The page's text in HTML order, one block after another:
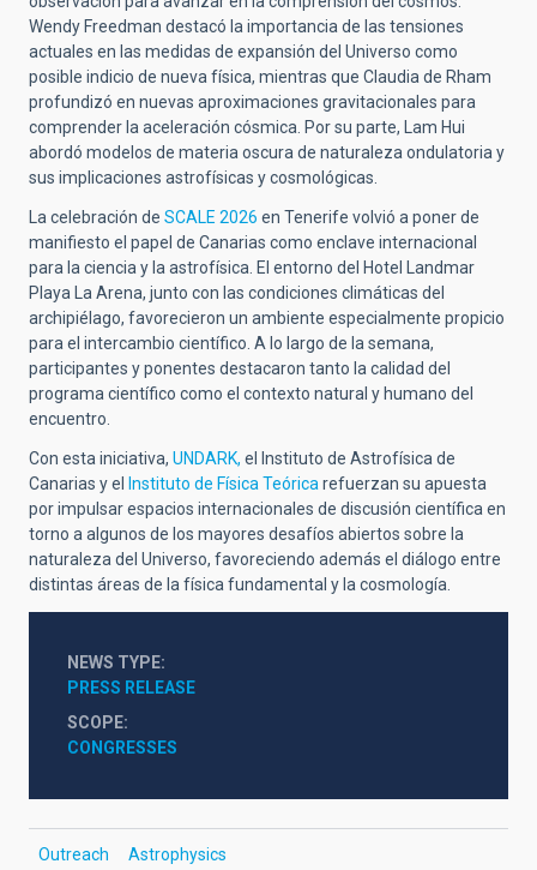
Wendy Freedman destacó la importancia de las tensiones
actuales en las medidas de expansión del Universo como
posible indicio de nueva física, mientras que Claudia de Rham
profundizó en nuevas aproximaciones gravitacionales para
comprender la aceleración cósmica. Por su parte, Lam Hui
abordó modelos de materia oscura de naturaleza ondulatoria y
sus implicaciones astrofísicas y cosmológicas.
La celebración de SCALE 2026 en Tenerife volvió a poner de
manifiesto el papel de Canarias como enclave internacional
para la ciencia y la astrofísica. El entorno del Hotel Landmar
Playa La Arena, junto con las condiciones climáticas del
archipiélago, favorecieron un ambiente especialmente propicio
para el intercambio científico. A lo largo de la semana,
participantes y ponentes destacaron tanto la calidad del
programa científico como el contexto natural y humano del
encuentro.
Con esta iniciativa, UNDARK, el Instituto de Astrofísica de
Canarias y el
Instituto de Física Teóricarefuerzan su apuesta
por impulsar espacios internacionales de discusión científica en
torno a algunos de los mayores desafíos abiertos sobre la
naturaleza del Universo, favoreciendo además el diálogo entre
distintas áreas de la física fundamental y la cosmología.
NEWS TYPE
PRESS RELEASE
SCOPE
CONGRESSES
Outreach
Astrophysics